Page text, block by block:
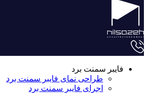
فایبر سمنت برد
طراحی نمای فایبر سمنت برد
اجرای فایبر سمنت برد